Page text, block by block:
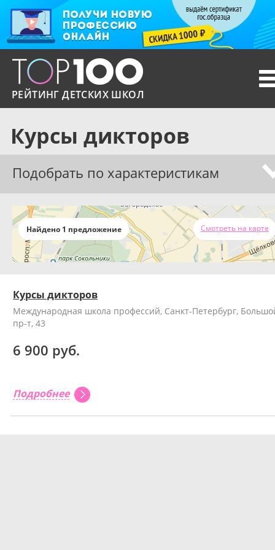
РЕЙТИНГ ДЕТСКИХ ШКОЛ
Курсы дикторов
Подобрать по характеристикам
Найдено 1 предложение Смотреть на карте
Курсы дикторов
Международная школа профессий, Санкт-Петербург,
пр-т, 43
6 900 руб.
Подробнее